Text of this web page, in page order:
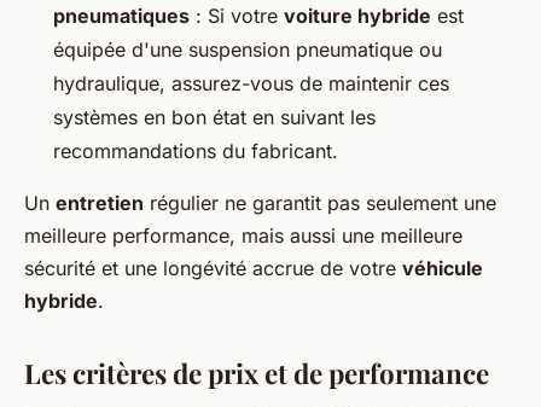
pneumatiques : Si votre voiture hybride est
équipée d'une suspension pneumatique ou
hydraulique, assurez-vous de maintenir ces
systèmes en bon état en suivant les
recommandations du fabricant.
Un entretien régulier ne garantit pas seulement une
meilleure performance, mais aussi une meilleure
sécurité et une longévité accrue de votre véhicule
hybride.
Les critères de prix et de performance